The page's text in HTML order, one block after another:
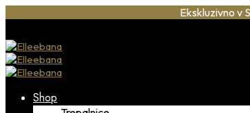
Ekskluzivno v
Shop